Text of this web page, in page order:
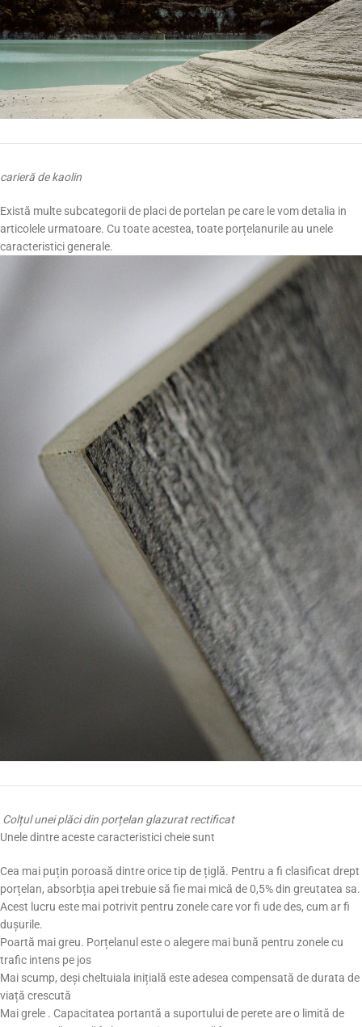
carieră de kaolin
Există multe subcategorii de placi de portelan pe care le vom detalia in
articolele urmatoare. Cu toate acestea, toate porțelanurile au unele
caracteristici generale.
Colțul unei plăci din porțelan glazurat rectificat
Unele dintre aceste caracteristici cheie sunt
Cea mai puțin poroasă dintre orice tip de țiglă. Pentru a fi clasificat drept
porțelan, absorbția apei trebuie să fie mai mică de 0,5% din greutatea sa.
Acest lucru este mai potrivit pentru zonele care vor fi ude des, cum ar fi
dușurile.
Poartă mai greu. Porțelanul este o alegere mai bună pentru zonele cu
trafic intens pe jos
Mai scump, deși cheltuiala inițială este adesea compensată de durata de
viață crescută
Mai grele . Capacitatea portantă a suportului de perete are o limită de